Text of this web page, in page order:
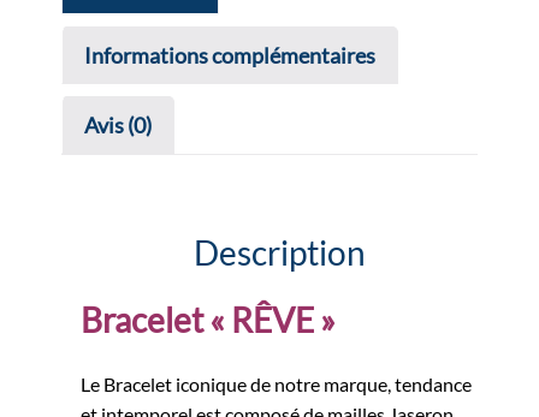
Informations complémentaires
Avis (0)
Description
Bracelet « RÊVE »
Le Bracelet iconique de notre marque, tendance